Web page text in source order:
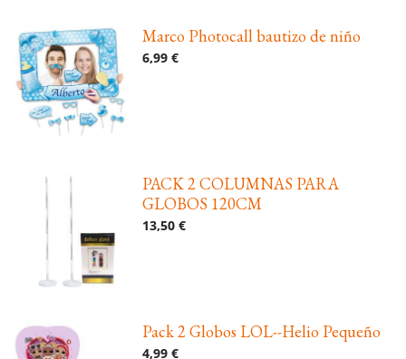
Marco Photocall bautizo de niño
6,99 €
PACK 2 COLUMNAS PARA
GLOBOS 120CM
13,50 €
Pack 2 Globos LOL--Helio Pequeño
4,99 €